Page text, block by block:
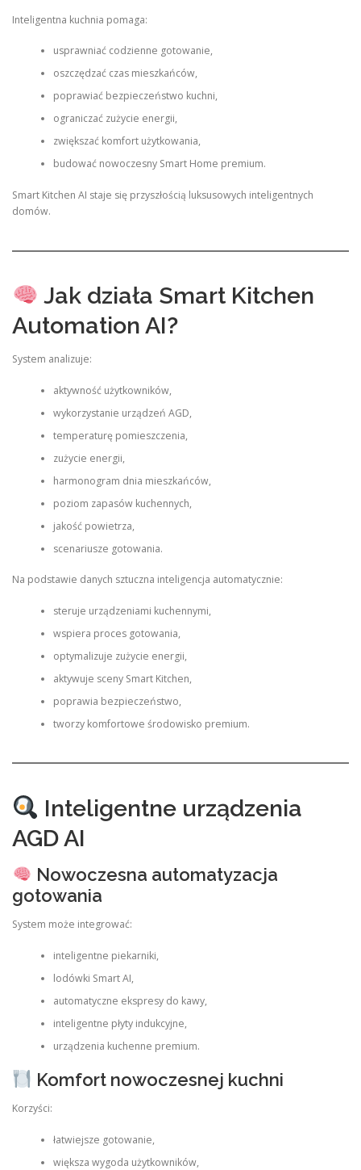
Inteligentna kuchnia pomaga:
usprawniać codzienne gotowanie,
oszczędzać czas mieszkańców,
poprawiać bezpieczeństwo kuchni,
ograniczać zużycie energii,
zwiększać komfort użytkowania,
budować nowoczesny Smart Home premium.
Smart Kitchen AI staje się przyszłością luksusowych inteligentnych
domów.
Jak działa Smart Kitchen
Automation AI?
System analizuje:
aktywność użytkowników,
wykorzystanie urządzeń AGD,
temperaturę pomieszczenia,
zużycie energii,
harmonogram dnia mieszkańców,
poziom zapasów kuchennych,
jakość powietrza,
scenariusze gotowania.
Na podstawie danych sztuczna inteligencja automatycznie:
steruje urządzeniami kuchennymi,
wspiera proces gotowania,
optymalizuje zużycie energii,
aktywuje sceny Smart Kitchen,
poprawia bezpieczeństwo,
tworzy komfortowe środowisko premium.
Inteligentne urządzenia
AGD AI
Nowoczesna automatyzacja
gotowania
System może integrować:
inteligentne piekarniki,
lodówki Smart AI,
automatyczne ekspresy do kawy,
inteligentne płyty indukcyjne,
urządzenia kuchenne premium.
Komfort nowoczesnej kuchni
Korzyści:
łatwiejsze gotowanie,
większa wygoda użytkowników,